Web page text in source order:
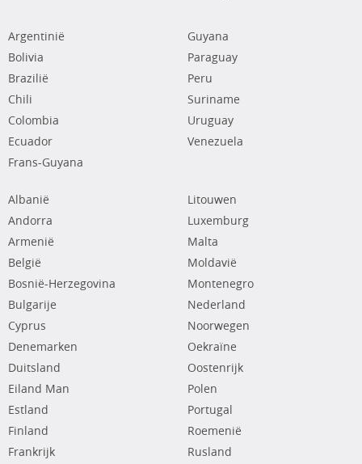
Argentinië
Bolivia
Brazilië
Chili
Colombia
Ecuador
Frans-Guyana
Guyana
Paraguay
Peru
Suriname
Uruguay
Venezuela
Albanië
Andorra
Armenië
België
Bosnië-Herzegovina
Bulgarije
Cyprus
Denemarken
Duitsland
Eiland Man
Estland
Finland
Frankrijk
Litouwen
Luxemburg
Malta
Moldavië
Montenegro
Nederland
Noorwegen
Oekraïne
Oostenrijk
Polen
Portugal
Roemenië
Rusland